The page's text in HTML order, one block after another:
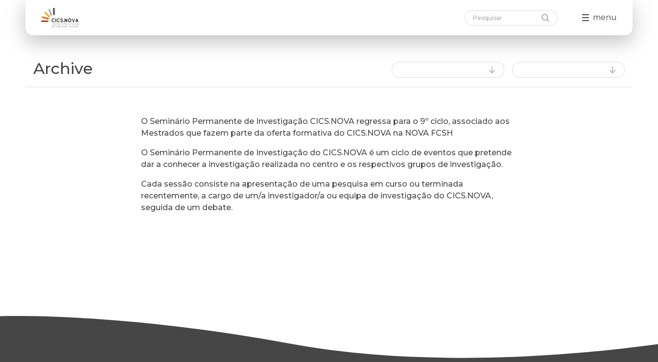
menu
Archive
O Seminário Permanente de Investigação CICS.NOVA regressa para o 9º ciclo, associado aos
Mestrados que fazem parte da oferta formativa do CICS.NOVA na NOVA FCSH
O Seminário Permanente de Investigação do CICS.NOVA é um ciclo de eventos que pretende
dar a conhecer a investigação realizada no centro e os respectivos grupos de investigação.
Cada sessão consiste na apresentação de uma pesquisa em curso ou terminada
recentemente, a cargo de um/a investigador/a ou equipa de investigação do CICS.NOVA,
seguida de um debate.